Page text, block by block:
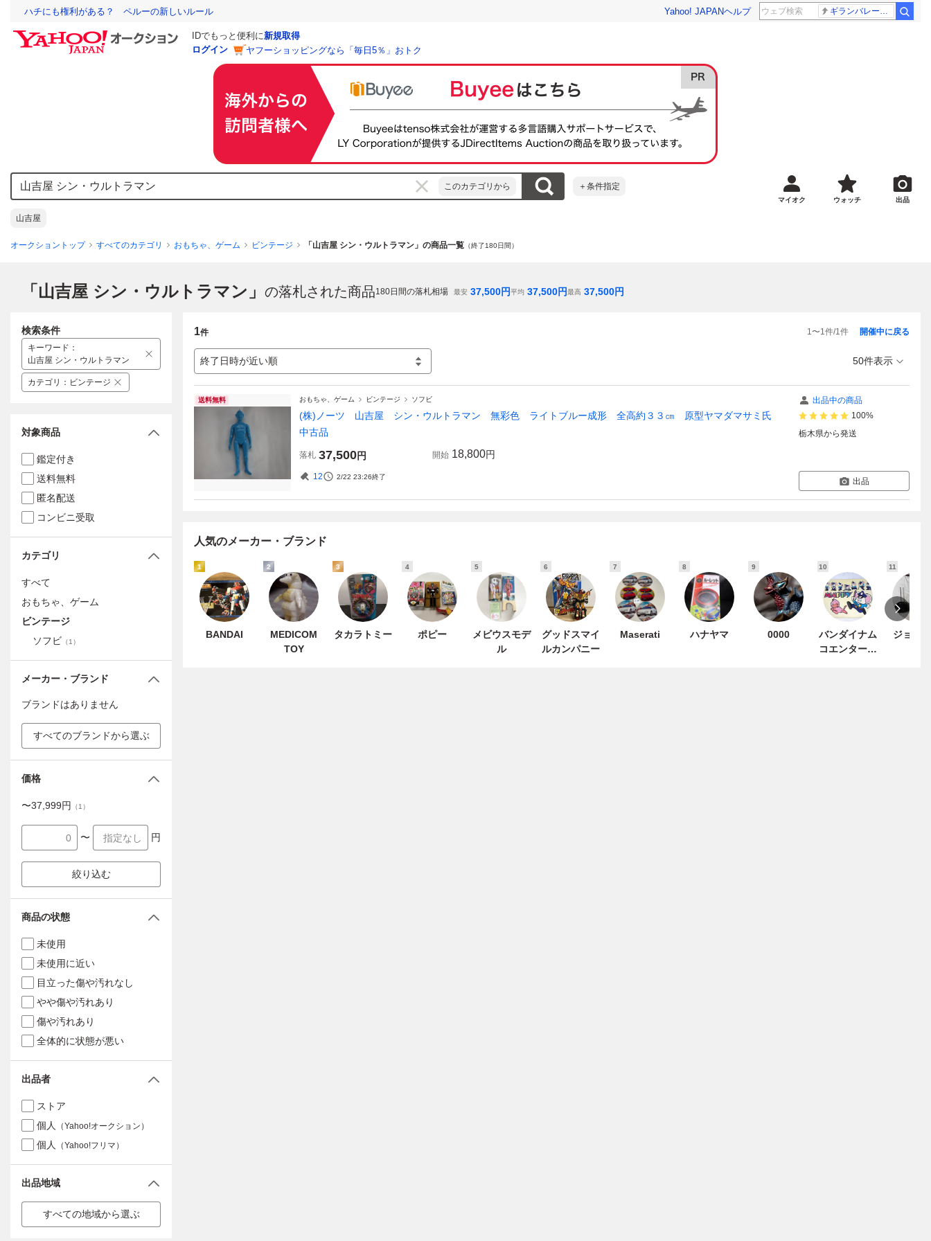
ハチにも権利がある？ ペルーの新しいルール Yahoo! JAPANヘルプ ギランバレー症候群
IDでもっと便利に新規取得
ログイン
ヤフーショッピングなら「毎日5％」おトク
このカテゴリから ＋条件指定
山吉屋
マイオク ウォッチ 出品
オークショントップ すべてのカテゴリ おもちゃ、ゲーム ビンテージ 「山吉屋 シン・ウルトラマン」の商品一覧 （終了180日間）
「山吉屋 シン・ウルトラマン」 の落札された商品180日間の落札相場 最安 37,500円平均 37,500円最高 37,500円
1件 1〜1件/1件
終了日時が近い順
開催中に戻る
50件表示
送料無料 おもちゃ、ゲーム ビンテージ ソフビ
(株)ノーツ 山吉屋 シン・ウルトラマン 無彩色 ライトブルー成形 全高約３３㎝ 原型ヤマダマサミ氏
中古品
落札 37,500円 開始 18,800円
12 2/22 23:26終了
出品中の商品
100%
栃木県から発送
出品
人気のメーカー・ブランド
1
BANDAI
2
MEDICOM
TOY
3
タカラトミー
4
ポピー
5
メビウスモデ
ル
6
グッドスマイ
ルカンパニー
7
Maserati
8
ハナヤマ
9
0000
10
バンダイナム
コエンターテ
11
ジョー
検索条件
キーワード ：
山吉屋 シン・ウルトラマン
カテゴリ ： ビンテージ
対象商品
鑑定付き
送料無料
匿名配送
コンビニ受取
カテゴリ
すべて
おもちゃ、ゲーム
ビンテージ
ソフビ （1 ）
メーカー・ブランド
ブランドはありません
すべてのブランドから選ぶ
価格
〜37,999円 （1 ）
〜 円
絞り込む
商品の状態
未使用
未使用に近い
目立った傷や汚れなし
やや傷や汚れあり
傷や汚れあり
全体的に状態が悪い
出品者
ストア
個人
（Yahoo!オークション）
個人 （Yahoo!フリマ）
出品地域
すべての地域から選ぶ